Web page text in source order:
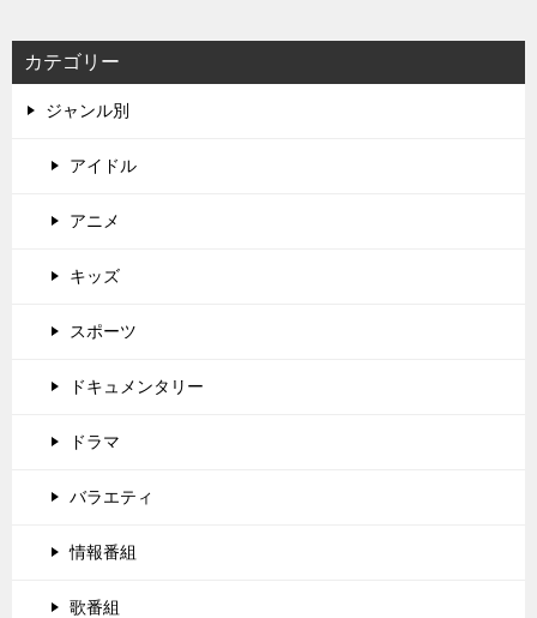
カテゴリー
ジャンル別
アイドル
アニメ
キッズ
スポーツ
ドキュメンタリー
ドラマ
バラエティ
情報番組
歌番組